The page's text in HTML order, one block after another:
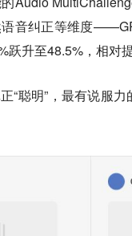
音纠正等维度
升至48.5%，相对
“聪明”，最有说服